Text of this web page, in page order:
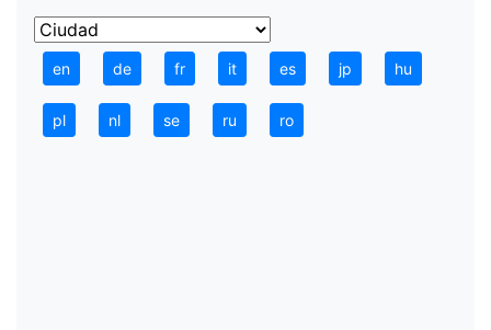
en de fr it es jp hu
pl nl se ru ro